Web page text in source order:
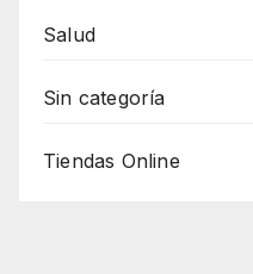
Salud
Sin categoría
Tiendas Online